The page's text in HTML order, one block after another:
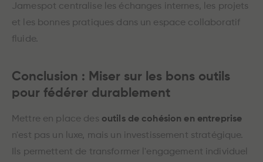
Jamespot centralise les échanges internes, les projets
et les bonnes pratiques dans un espace collaboratif
fluide.
Conclusion : Miser sur les bons outils
pour fédérer durablement
Mettre en place des outils de cohésion en entreprise
n'est pas un luxe, mais un investissement stratégique.
Ils permettent de transformer l'engagement individuel